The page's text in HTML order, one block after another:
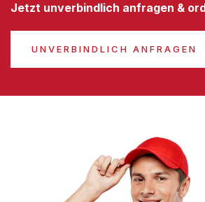
Jetzt unverbindlich anfragen &
UNVERBINDLICH ANFRAGEN